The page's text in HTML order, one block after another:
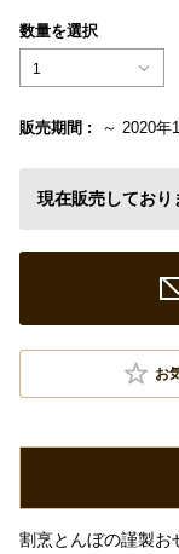
数量を選択
1
販売期間 : ～ 2020年
現在販売しており
お
割烹とんぼの謹製お